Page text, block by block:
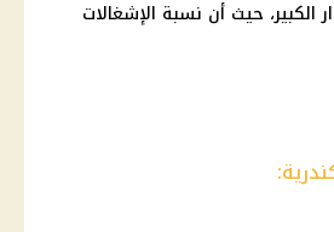
الكبير، حيث أن نسبة الإشغالات